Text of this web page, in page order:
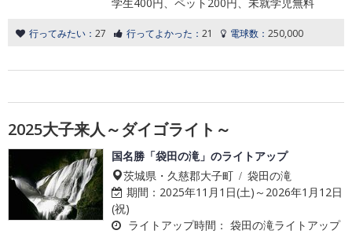
行ってみたい： 27 行ってよかった： 21 電球数： 250,000
2025大子来人～ダイゴライト～
国名勝「袋田の滝」のライトアップ
茨城県・久慈郡大子町 / 袋田の滝
期間： 2025年11月1日(土)～2026年1月12日
(祝)
ライトアップ時間： 袋田の滝ライトアップ